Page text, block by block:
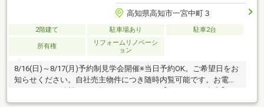
高知県高知市一宮中町３
2階建て 駐車場あり 駐車2台
所有権
リフォームリノベーシ
ョン
8/16(日)～8/17(月)予約制見学会開催※当日予約OK。ご希望日をお
知らせください。自社売主物件につき随時内覧可能です。お電話
かメールでご希望日をお知らせください。【リフォーム内容】・
外部工事外壁、屋根塗装、駐車場一部拡張・内部工事システムキ